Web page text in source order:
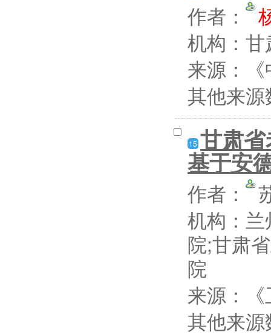
作者：
机构：
来源：
其他来
15 甘肃
基于安
作者：
机构：
院;甘肃
院
来源：
其他来